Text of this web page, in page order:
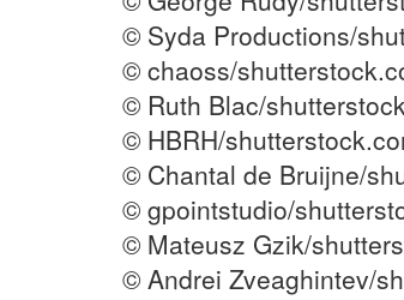
© Syda Productions/
© chaoss/
© Ruth Blac/
© HBRH/
© Chantal de Bruijne/
© gpointstudio/
© Mateusz Gzik/
© Andrei Zveaghintev/